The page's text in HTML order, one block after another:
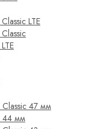
LTE
Classic 47 мм
44 мм